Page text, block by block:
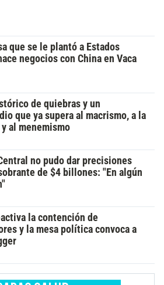
que se le plantó a Estados
negocios con China en Vaca
de quiebras y un
que ya supera al macrismo, a la
al menemismo
no pudo dar precisiones
de $4 billones: "En algún
la contención de
y la mesa política convoca a